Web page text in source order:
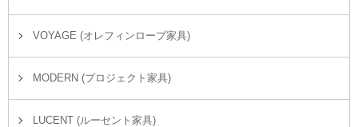
VOYAGE (オレフィンロープ家具)
MODERN (プロジェクト家具)
LUCENT (ルーセント家具)